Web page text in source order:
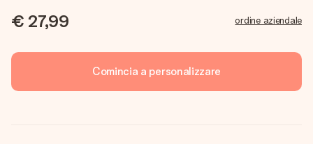
€ 27,99 ordine aziendale
Comincia a personalizzare